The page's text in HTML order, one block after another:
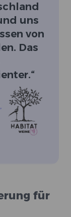
uns
von
Das
“
,
für